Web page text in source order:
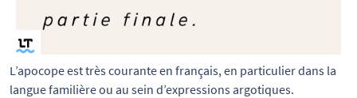
L’apocope est très courante en français, en particulier dans la
langue familière ou au sein d’expressions argotiques.